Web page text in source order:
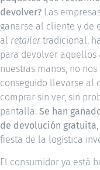
devolver? Las
ganarse al cliente y de
al retailer tradicional,
para devolver aquellos
nuestras manos, no
conseguido llevarse al
comprar sin ver, sin
pantalla. Se han
de devolución gratuita
fiesta de la logística
El consumidor ya está